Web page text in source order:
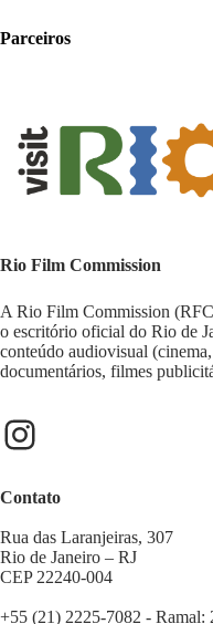
Parceiros
Rio Film Commission
A Rio Film Commission
o escritório oficial do Rio de
conteúdo audiovisual
documentários, filmes
Contato
Rua das Laranjeiras, 307
Rio de Janeiro – RJ
CEP 22240-004
+55 (21) 2225-7082 - Ramal: